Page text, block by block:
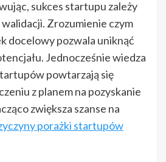
sukces startupu zależy
Zrozumienie czym
docelowy pozwala uniknąć
Jednocześnie wiedza
powtarzają się
z planem na pozyskanie
zwiększa szanse na
porażki startupów